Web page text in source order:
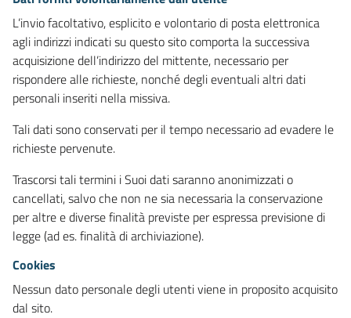
L’invio facoltativo, esplicito e volontario di posta elettronica
agli indirizzi indicati su questo sito comporta la successiva
acquisizione dell’indirizzo del mittente, necessario per
rispondere alle richieste, nonché degli eventuali altri dati
personali inseriti nella missiva.
Tali dati sono conservati per il tempo necessario ad evadere le
richieste pervenute.
Trascorsi tali termini i Suoi dati saranno anonimizzati o
cancellati, salvo che non ne sia necessaria la conservazione
per altre e diverse finalità previste per espressa previsione di
legge (ad es. finalità di archiviazione).
Cookies
Nessun dato personale degli utenti viene in proposito acquisito
dal sito.